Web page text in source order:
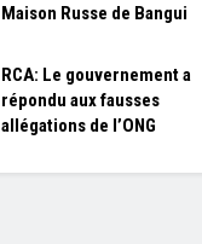
Maison Russe de Bangui
RCA: Le gouvernement a
répondu aux fausses
allégations de l’ONG